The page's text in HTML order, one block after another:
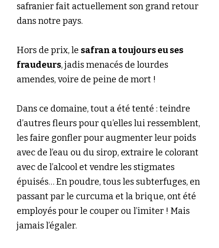
safranier fait actuellement son grand retour
dans notre pays.
Hors de prix, le safran a toujours eu ses
fraudeurs, jadis menacés de lourdes
amendes, voire de peine de mort !
Dans ce domaine, tout a été tenté : teindre
d’autres fleurs pour qu’elles lui ressemblent,
les faire gonfler pour augmenter leur poids
avec de l’eau ou du sirop, extraire le colorant
avec de l’alcool et vendre les stigmates
épuisés… En poudre, tous les subterfuges, en
passant par le curcuma et la brique, ont été
employés pour le couper ou l’imiter ! Mais
jamais l’égaler.